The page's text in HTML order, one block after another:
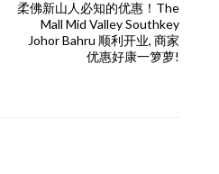
柔佛新山人必知的优惠！The
Mall Mid Valley Southkey
Johor Bahru 顺利开业, 商家
优惠好康一箩萝!